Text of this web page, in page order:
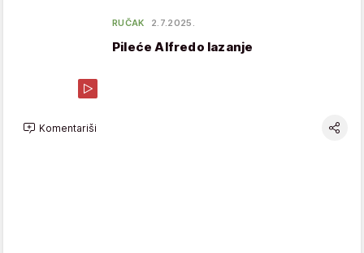
RUČAK 2.7.2025.
Pileće Alfredo lazanje
Komentariši